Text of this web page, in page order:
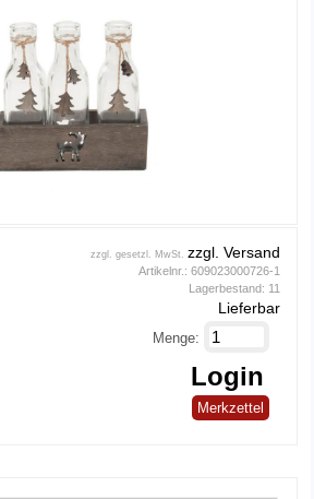
zzgl. gesetzl. MwSt. zzgl. Versand
Artikelnr.: 609023000726-1
Lagerbestand: 11
Lieferbar
Menge:
Login
Merkzettel